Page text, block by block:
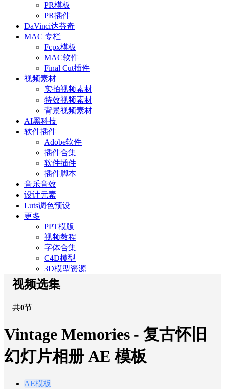
PR模板
PR插件
DaVinci达芬奇
MAC 专栏
Fcpx模板
MAC软件
Final Cut插件
视频素材
实拍视频素材
特效视频素材
背景视频素材
AI黑科技
软件插件
Adobe软件
插件合集
软件插件
插件脚本
音乐音效
设计元素
Luts调色预设
更多
PPT模版
视频教程
字体合集
C4D模型
3D模型资源
视频选集
共0节
Vintage Memories - 复古怀旧
幻灯片相册 AE 模板
AE模板